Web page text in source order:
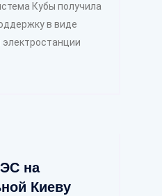
Кубы получила
в виде
электростанции
на
Киеву